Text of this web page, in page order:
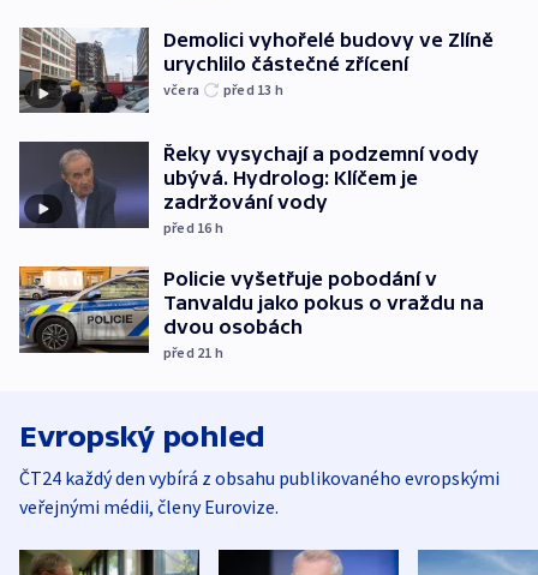
Demolici vyhořelé budovy ve Zlíně
urychlilo částečné zřícení
včera před 13 h
Řeky vysychají a podzemní vody
ubývá. Hydrolog: Klíčem je
zadržování vody
před 16 h
Policie vyšetřuje pobodání v
Tanvaldu jako pokus o vraždu na
dvou osobách
před 21 h
Evropský pohled
ČT24 každý den vybírá z obsahu publikovaného evropskými
veřejnými médii, členy Eurovize.